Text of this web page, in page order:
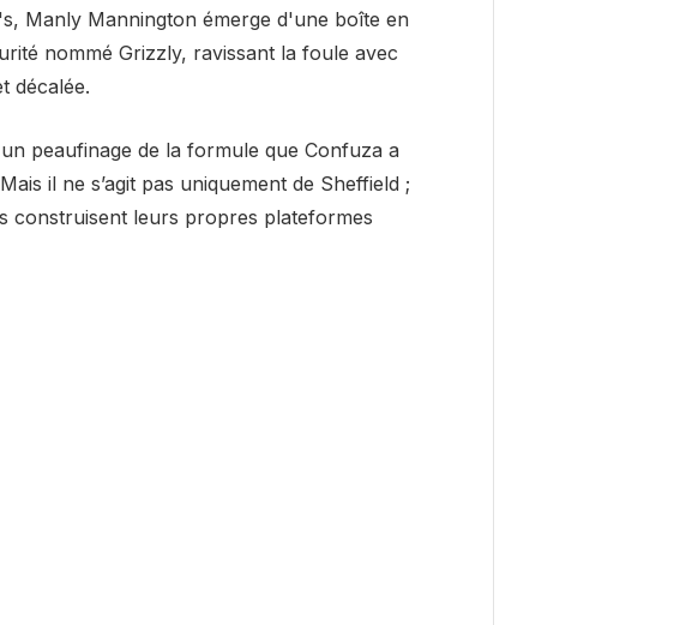
Manly Mannington émerge d'une boîte en
nommé Grizzly, ravissant la foule avec
décalée.
peaufinage de la formule que Confuza a
il ne s’agit pas uniquement de Sheffield ;
construisent leurs propres plateformes